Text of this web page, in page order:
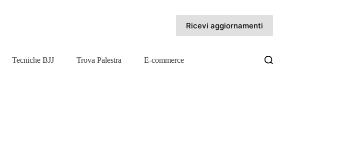
Ricevi aggiornamenti
Tecniche BJJ Trova Palestra E-commerce